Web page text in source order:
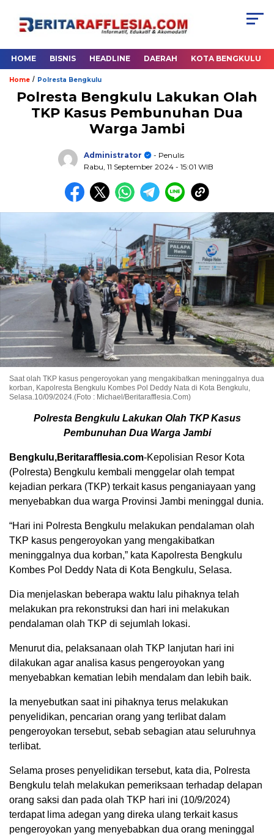
HOME BISNIS HEADLINE DAERAH KOTA BENGKULU
Home / Polresta Bengkulu
Polresta Bengkulu Lakukan Olah
TKP Kasus Pembunuhan Dua
Warga Jambi
Administrator
- Penulis
Rabu, 11 September 2024 - 15:01 WIB
Saat olah TKP kasus pengeroyokan yang mengakibatkan meninggalnya dua
korban, Kapolresta Bengkulu Kombes Pol Deddy Nata di Kota Bengkulu,
Selasa.10/09/2024.(Foto : Michael/Beritarafflesia.Com)
Polresta Bengkulu Lakukan Olah TKP Kasus
Pembunuhan Dua Warga Jambi
Bengkulu,Beritarafflesia.com-Kepolisian Resor Kota
(Polresta) Bengkulu kembali menggelar olah tempat
kejadian perkara (TKP) terkait kasus penganiayaan yang
menyebabkan dua warga Provinsi Jambi meninggal dunia.
“Hari ini Polresta Bengkulu melakukan pendalaman olah
TKP kasus pengeroyokan yang mengakibatkan
meninggalnya dua korban,” kata Kapolresta Bengkulu
Kombes Pol Deddy Nata di Kota Bengkulu, Selasa.
Dia menjelaskan beberapa waktu lalu pihaknya telah
melakukan pra rekonstruksi dan hari ini melakukan
pendalaman olah TKP di sejumlah lokasi.
Menurut dia, pelaksanaan olah TKP lanjutan hari ini
dilakukan agar analisa kasus pengeroyokan yang
menyebabkan kematian lebih mendalam dan lebih baik.
Ia menyebutkan saat ini pihaknya terus melakukan
penyelidikan, pencarian orang yang terlibat dalam
pengeroyokan tersebut, sebab sebagian atau seluruhnya
terlibat.
Selama proses penyelidikan tersebut, kata dia, Polresta
Bengkulu telah melakukan pemeriksaan terhadap delapan
orang saksi dan pada olah TKP hari ini (10/9/2024)
terdapat lima adegan yang direka ulang terkait kasus
pengeroyokan yang menyebabkan dua orang meninggal